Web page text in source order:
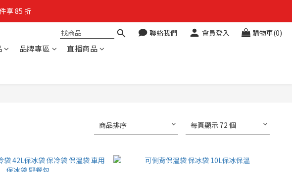
折
享 85 折
聯絡我們 會員登入 購物車(0)
品牌專區
直播商品
商品排序 每頁顯示 72 個